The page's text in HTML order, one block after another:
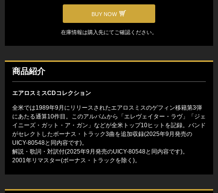
BUY NOW
在庫情報は購入先にてご確認ください。
商品紹介
エアロスミスCDコレクション
全米では1989年9月にリリースされたエアロスミスのゲフィン移籍第3弾
にあたる通算10作目。このアルバムから「エレヴェイター・ラヴ」「ジェ
イニーズ・ガット・ア・ガン」などが全米トップ10ヒットを記録。バンド
がセレクトしたボーナス・トラック3曲を追加収録(2025年9月発売の
UICY-80548と同内容です)。
解説・歌詞・対訳付(2025年9月発売のUICY-80548と同内容です)。
2001年リマスター(ボーナス・トラックを除く)。